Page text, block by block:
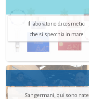
Il laboratorio di cosmetici
che si specchia in mare
Sangermani, qui sono nate